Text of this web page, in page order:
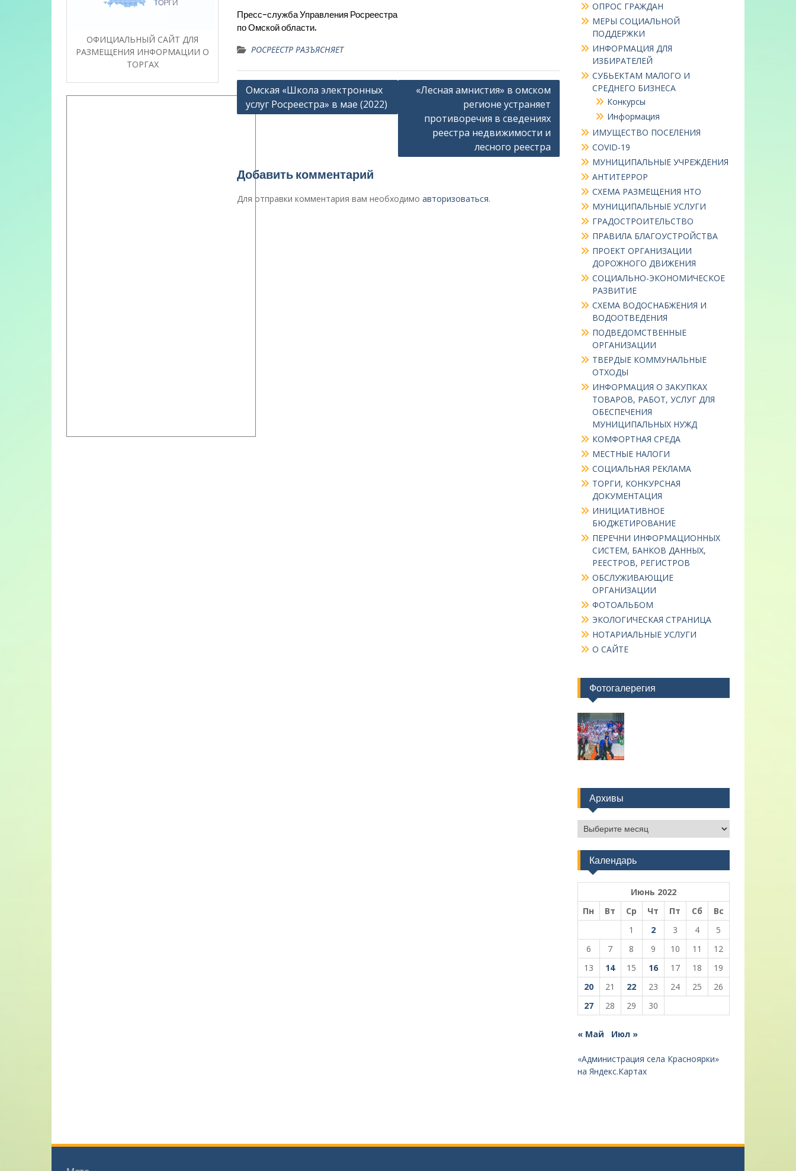
Пресс-служба Управления Росреестра
по Омской области.
РОСРЕЕСТР РАЗЪЯСНЯЕТ
Навигация
по
Омская «Школа электронных
услуг Росреестра» в мае (2022)
«Лесная амнистия» в омском
регионе устраняет
противоречия в сведениях
реестра недвижимости и
лесного реестра
Добавить комментарий
Для отправки комментария вам необходимо авторизоваться.
ОПРОС ГРАЖДАН
МЕРЫ СОЦИАЛЬНОЙ
ПОДДЕРЖКИ
ИНФОРМАЦИЯ ДЛЯ
ИЗБИРАТЕЛЕЙ
СУБЬЕКТАМ МАЛОГО И
СРЕДНЕГО БИЗНЕСА
Конкурсы
Информация
ИМУЩЕСТВО ПОСЕЛЕНИЯ
COVID-19
МУНИЦИПАЛЬНЫЕ УЧРЕЖДЕНИЯ
АНТИТЕРРОР
СХЕМА РАЗМЕЩЕНИЯ НТО
МУНИЦИПАЛЬНЫЕ УСЛУГИ
ГРАДОСТРОИТЕЛЬСТВО
ПРАВИЛА БЛАГОУСТРОЙСТВА
ПРОЕКТ ОРГАНИЗАЦИИ
ДОРОЖНОГО ДВИЖЕНИЯ
СОЦИАЛЬНО-ЭКОНОМИЧЕСКОЕ
РАЗВИТИЕ
СХЕМА ВОДОСНАБЖЕНИЯ И
ВОДООТВЕДЕНИЯ
ПОДВЕДОМСТВЕННЫЕ
ОРГАНИЗАЦИИ
ТВЕРДЫЕ КОММУНАЛЬНЫЕ
ОТХОДЫ
ИНФОРМАЦИЯ О ЗАКУПКАХ
ТОВАРОВ, РАБОТ, УСЛУГ ДЛЯ
ОБЕСПЕЧЕНИЯ
МУНИЦИПАЛЬНЫХ НУЖД
КОМФОРТНАЯ СРЕДА
МЕСТНЫЕ НАЛОГИ
СОЦИАЛЬНАЯ РЕКЛАМА
ТОРГИ, КОНКУРСНАЯ
ДОКУМЕНТАЦИЯ
ИНИЦИАТИВНОЕ
БЮДЖЕТИРОВАНИЕ
ПЕРЕЧНИ ИНФОРМАЦИОННЫХ
СИСТЕМ, БАНКОВ ДАННЫХ,
РЕЕСТРОВ, РЕГИСТРОВ
ОБСЛУЖИВАЮЩИЕ
ОРГАНИЗАЦИИ
ФОТОАЛЬБОМ
ЭКОЛОГИЧЕСКАЯ СТРАНИЦА
НОТАРИАЛЬНЫЕ УСЛУГИ
О САЙТЕ
Фотогалерегия
Архивы
Архивы
Календарь
Июнь 2022
Пн
Вт Ср Чт Пт Сб
Вс
1
2 3 4
5
6
7 8 9 10 11
12
13
14 15 16 17 18
19
20
21 22 23 24 25
26
27
28 29 30
« Май Июл »
«Администрация села Красноярки»
на Яндекс.Картах
ОФИЦИАЛЬНЫЙ САЙТ ДЛЯ
РАЗМЕЩЕНИЯ ИНФОРМАЦИИ О
ТОРГАХ